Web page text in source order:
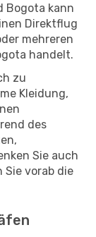
Bogota kann
Direktflug
mehreren
handelt.
zu
Kleidung,
des
Sie auch
Sie vorab die